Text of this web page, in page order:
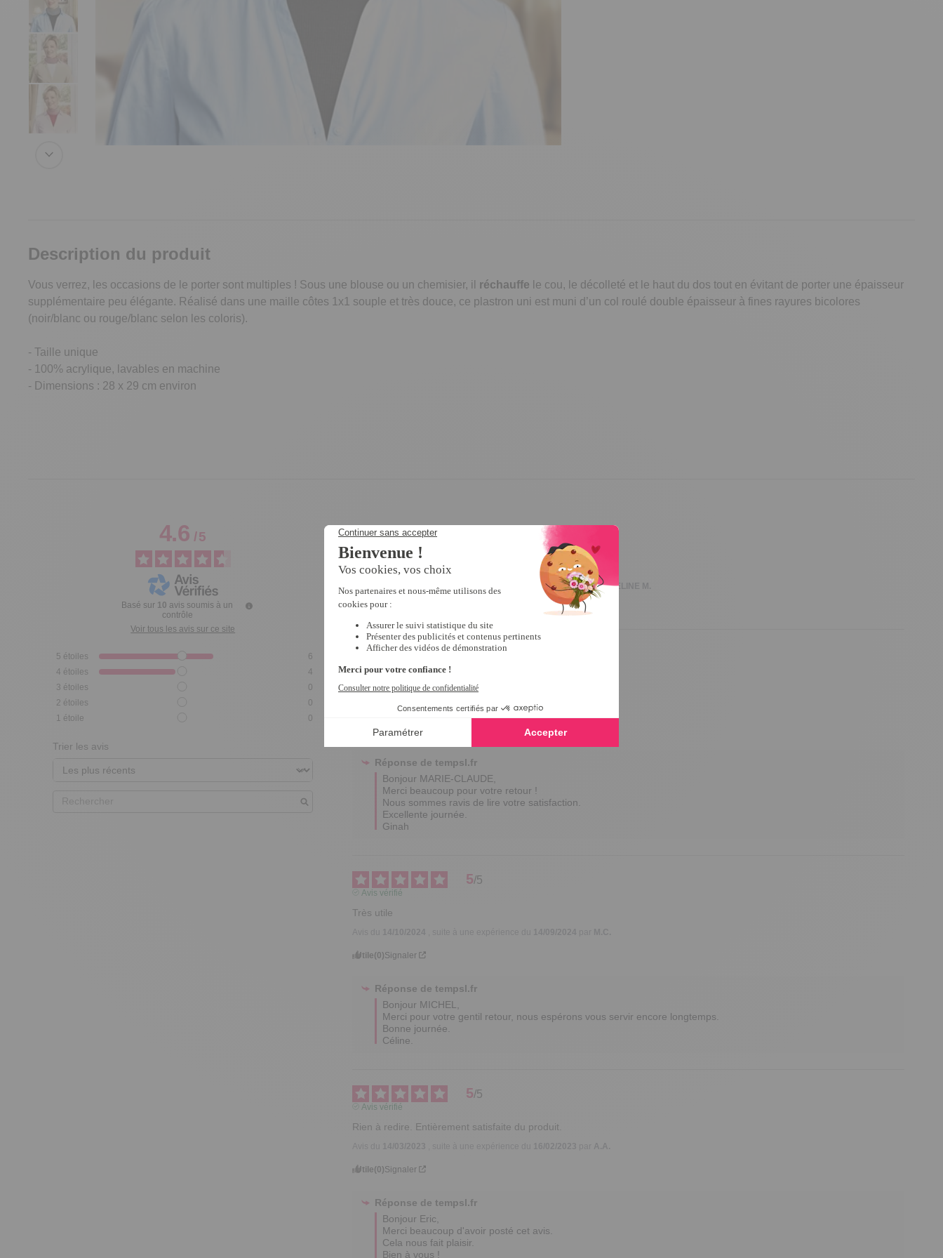
Description du produit
Vous verrez, les occasions de le porter sont multiples ! Sous une blouse ou un chemisier, il réchauffe le cou, le décolleté et le haut du dos tout en évitant de porter une épaisseur
supplémentaire peu élégante. Réalisé dans une maille côtes 1x1 souple et très douce, ce plastron uni est muni d’un col roulé double épaisseur à fines rayures bicolores
(noir/blanc ou rouge/blanc selon les coloris).
- Taille unique
- 100% acrylique, lavables en machine
- Dimensions : 28 x 29 cm environ
4.6/5
Basé sur 10 avis soumis à un
contrôle
Voir tous les avis sur ce site
5 étoiles
6
4 étoiles
4
3 étoiles
0
2 étoiles
0
1 étoile 0
Trier les avis
Bien
20/05/2026 , suite à une expérience du 06/04/2026 parMICHELINE M.
Utile(0)Signaler
5/5
Avis vérifié
va très bien
07/12/2024 , suite à une expérience du20/11/2024
Utile(0) Signaler
Réponse detempsl.fr
Bonjour MARIE-CLAUDE,
Merci beaucoup pour votre retour !
Nous sommes ravis de lire votre satisfaction.
Excellente journée.
Ginah
5/5
Avis vérifié
Très utile
Utile(0)Signaler
Réponse detempsl.fr
Bonjour MICHEL,
Merci pour votre gentil retour, nous espérons vous servir encore longtemps.
Bonne journée.
Céline.
5/5
Avis vérifié
Rien à redire. Entièrement satisfaite du produit.
14/03/2023 16/02/2023
Utile(0)Signaler
Réponse detempsl.fr
Bonjour Eric,
Merci beaucoup d'avoir posté cet avis.
Cela nous fait plaisir.
Bien à vous !